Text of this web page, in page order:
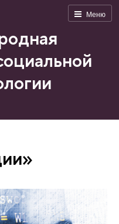
Меню